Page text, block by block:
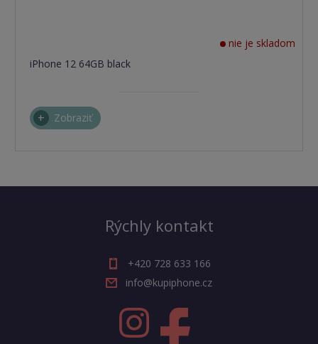
nie je skladom
iPhone 12 64GB black
Zobraziť
Rýchly kontakt
+420 728 633 166
info@kupiphone.cz